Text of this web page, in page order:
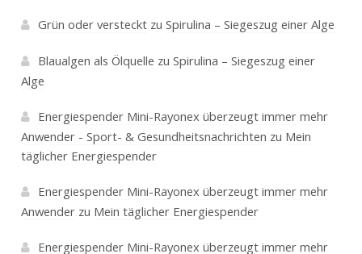
Grün oder verstecktzu Spirulina – Siegeszug einer Alge
Blaualgen als Ölquelle zu Spirulina – Siegeszug einer
Alge
Energiespender Mini-Rayonex überzeugt immer mehr
Anwender - Sport- & Gesundheitsnachrichten zu Mein
täglicher Energiespender
Energiespender Mini-Rayonex überzeugt immer mehr
Anwenderzu Mein täglicher Energiespender
Energiespender Mini-Rayonex überzeugt immer mehr